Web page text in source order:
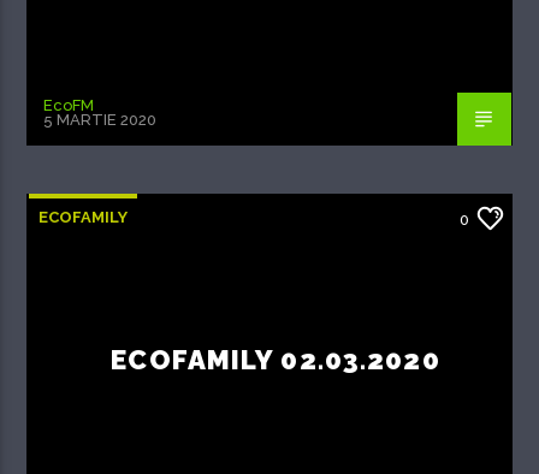
EcoFM
5 MARTIE 2020
ECOFAMILY 0
ECOFAMILY 02.03.2020